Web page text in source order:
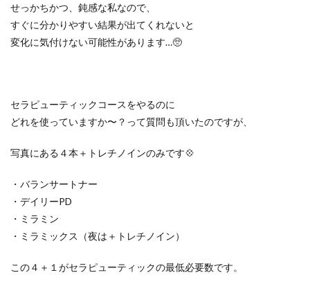
せっかちかつ、鈍感な私なので、
すぐに分かりやすい結果が出てくれないと
変化に気付けない可能性があります…🥺
セラピューティックコースをやるのに
どれを使っていますか〜？って質問も頂いたのですが、
写真にある４本＋トレチノインのみです💠
・バランサートナー
・デイリーPD
・ミラミン
・ミラミックス（夜は＋トレチノイン）
この４＋１がセラピューティックの最低必要数です。